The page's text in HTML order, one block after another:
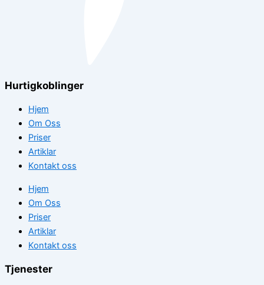
Hurtigkoblinger
Hjem
Om Oss
Priser
Artiklar
Kontakt oss
Hjem
Om Oss
Priser
Artiklar
Kontakt oss
Tjenester